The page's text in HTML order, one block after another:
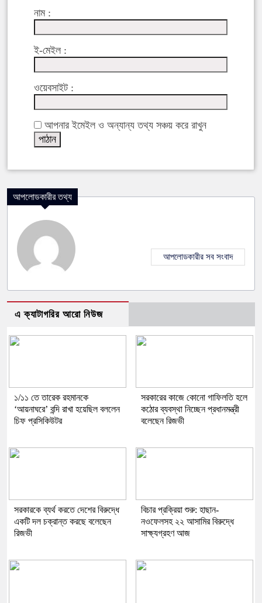
নাম :
ই-মেইল :
ওয়েবসাইট :
আপনার ইমেইল ও অন্যান্য তথ্য সঞ্চয় করে রাখুন
আপলোডকারীর তথ্য
আপলোডকারীর সব সংবাদ
এ ক্যাটাগরির আরো নিউজ
১/১১ তে তারেক রহমানকে
‘আয়নাঘরে’ বন্দি রাখা হয়েছিল বললেন
চিফ প্রসিকিউটর
সরকারের কাজে কোনো গাফিলতি হলে
কঠোর ব্যবস্থা নিচ্ছেন প্রধানমন্ত্রী
বলেছেন রিজভী
সরকারকে ব্যর্থ করতে দেশের বিরুদ্ধে
একটি দল চক্রান্ত করছে বলেছেন
রিজভী
বিচার প্রক্রিয়া শুরু: হাছান-
নওফেলসহ ২২ আসামির বিরুদ্ধে
সাক্ষ্যগ্রহণ আজ